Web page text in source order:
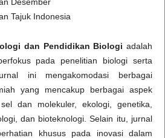
Tajuk Indonesia
dan Pendidikan Biologi adalah
pada penelitian biologi serta
ini mengakomodasi berbagai
yang mencakup berbagai aspek
dan molekuler, ekologi, genetika,
dan bioteknologi. Selain itu, jurnal
khusus pada inovasi dalam